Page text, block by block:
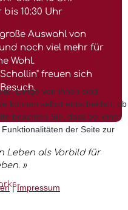
bis 10:30 Uhr
Auswahl von
noch viel mehr für
Wohl.
freuen sich
Leben als Vorbild für
»
Einige von ihnen sind
können selbst entscheiden, ob
beachten Sie, dass bei einer
der Seite zur
|Impressum